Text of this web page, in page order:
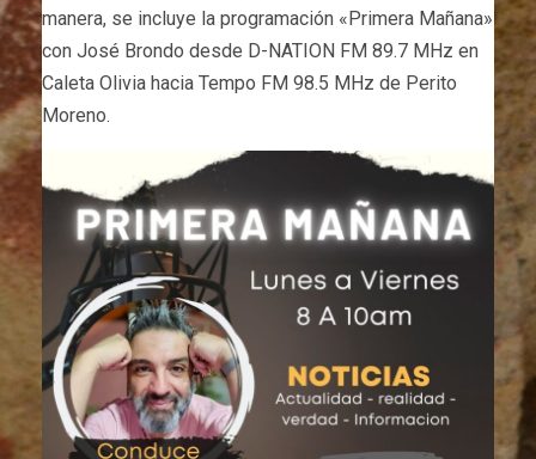
manera, se incluye la programación «Primera Mañana»
con José Brondo desde D-NATION FM 89.7 MHz en
Caleta Olivia hacia Tempo FM 98.5 MHz de Perito
Moreno.